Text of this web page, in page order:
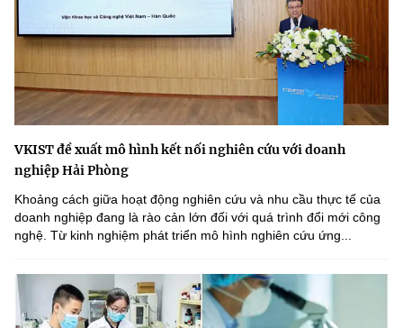
VKIST đề xuất mô hình kết nối nghiên cứu với doanh
nghiệp Hải Phòng
Khoảng cách giữa hoạt động nghiên cứu và nhu cầu thực tế của
doanh nghiệp đang là rào cản lớn đối với quá trình đổi mới công
nghệ. Từ kinh nghiệm phát triển mô hình nghiên cứu ứng...